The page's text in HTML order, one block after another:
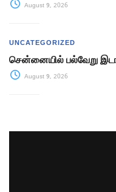
August 9, 2026
UNCATEGORIZED
சென்னையில் பல்வேறு
August 9, 2026